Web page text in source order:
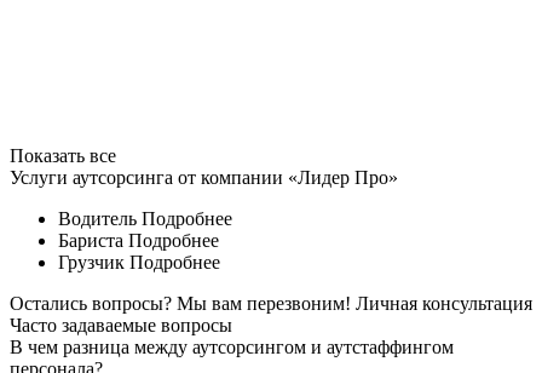
Показать все
Услуги аутсорсинга от компании «Лидер Про»
Водитель Подробнее
Бариста Подробнее
Грузчик Подробнее
Остались вопросы? Мы вам перезвоним! Личная консультация
Часто задаваемые вопросы
В чем разница между аутсорсингом и аутстаффингом